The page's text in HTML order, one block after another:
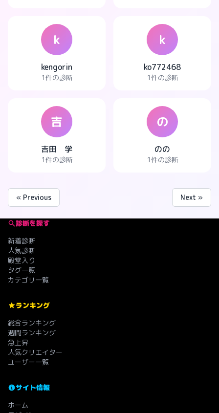
k
kengorin
1件の診断
k
ko772468
1件の診断
吉
吉田 学
1件の診断
の
のの
1件の診断
« Previous Next »
診断を探す
新着診断
人気診断
殿堂入り
タグ一覧
カテゴリ一覧
ランキング
総合ランキング
週間ランキング
急上昇
人気クリエイター
ユーザー一覧
サイト情報
ホーム